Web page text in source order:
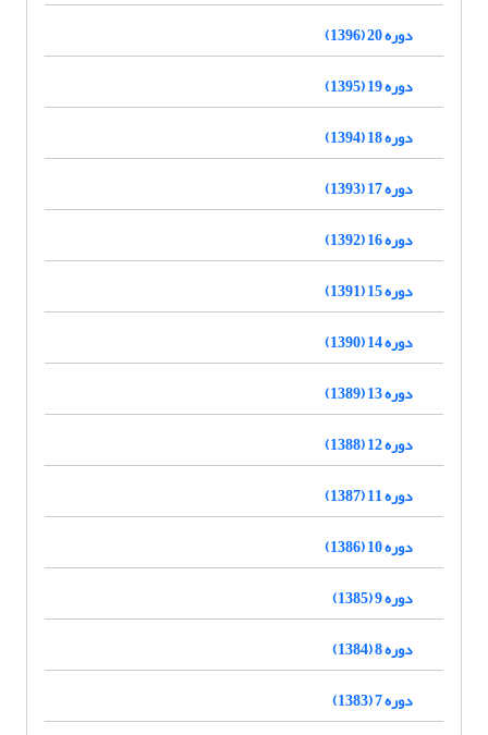
دوره 20 (1396)
دوره 19 (1395)
دوره 18 (1394)
دوره 17 (1393)
دوره 16 (1392)
دوره 15 (1391)
دوره 14 (1390)
دوره 13 (1389)
دوره 12 (1388)
دوره 11 (1387)
دوره 10 (1386)
دوره 9 (1385)
دوره 8 (1384)
دوره 7 (1383)